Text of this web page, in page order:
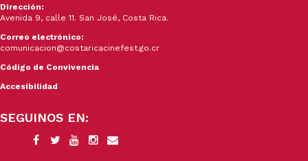
Dirección:
Avenida 9, calle 11. San José, Costa Rica.
Correo electrónico:
comunicacion@costaricacinefest.go.cr
Código de Convivencia
Accesibilidad
SEGUINOS EN: